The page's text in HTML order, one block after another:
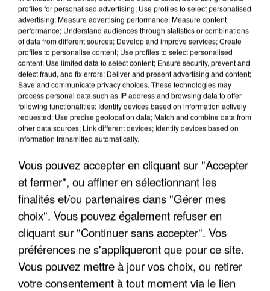
UN SECOND CADRE DE LA DZ MAFIA
INTERPELLÉ EN ALGÉRIE
profiles for personalised advertising; Use profiles to select personalised
advertising; Measure advertising performance; Measure content
performance; Understand audiences through statistics or combinations
of data from different sources; Develop and improve services; Create
profiles to personalise content; Use profiles to select personalised
content; Use limited data to select content; Ensure security, prevent and
detect fraud, and fix errors; Deliver and present advertising and content;
Save and communicate privacy choices. These technologies may
process personal data such as IP address and browsing data to offer
following functionalities: Identify devices based on information actively
requested; Use precise geolocation data; Match and combine data from
other data sources; Link different devices; Identify devices based on
information transmitted automatically.
Vous pouvez accepter en cliquant sur "Accepter
et fermer", ou affiner en sélectionnant les
finalités et/ou partenaires dans "Gérer mes
choix". Vous pouvez également refuser en
cliquant sur "Continuer sans accepter". Vos
préférences ne s'appliqueront que pour ce site.
Vous pouvez mettre à jour vos choix, ou retirer
votre consentement à tout moment via le lien